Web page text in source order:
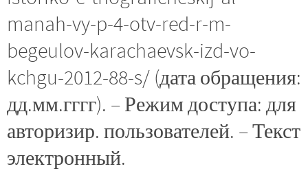
manah-vy-p-4-otv-red-r-m-
begeulov-karachaevsk-izd-vo-
kchgu-2012-88-s/ (дата обращения:
дд.мм.гггг). – Режим доступа: для
авторизир. пользователей. – Текст
электронный.